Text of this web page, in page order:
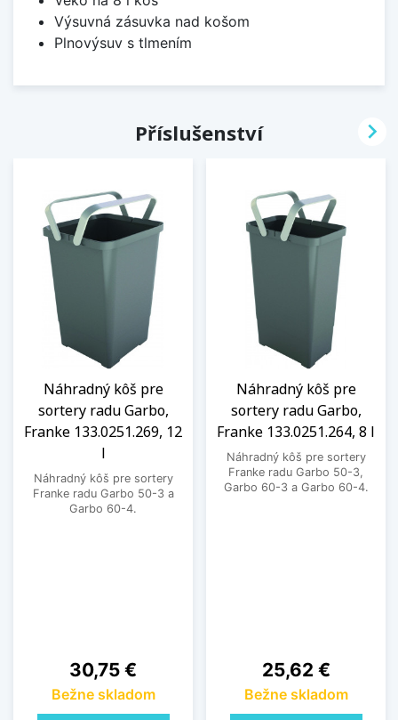
Výsuvná zásuvka nad košom
Plnovýsuv s tlmením
Příslušenství
Náhradný kôš pre
sortery radu Garbo,
Franke 133.0251.269, 12
l
Náhradný kôš pre sortery
Franke radu Garbo 50-3 a
Garbo 60-4.
Cena
30,75 €
Bežne skladom
Náhradný kôš pre
sortery radu Garbo,
Franke 133.0251.264, 8 l
Náhradný kôš pre sortery
Franke radu Garbo 50-3,
Garbo 60-3 a Garbo 60-4.
Cena
25,62 €
Bežne skladom
